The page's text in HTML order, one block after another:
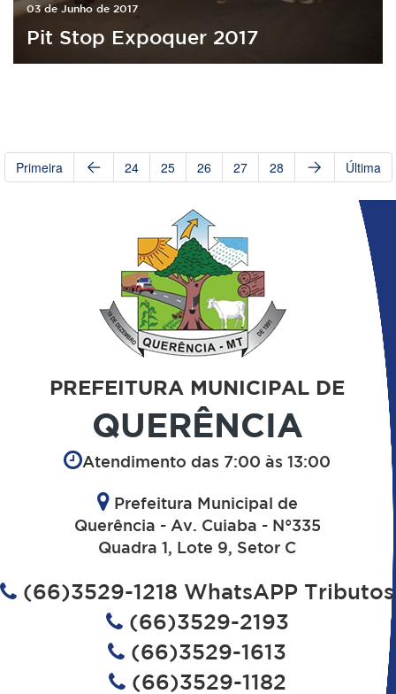
03 de Junho de 2017
Pit Stop Expoquer 2017
Primeira 24 25 26 27 28 Última
PREFEITURA MUNICIPAL DE
QUERÊNCIA
Atendimento das 7:00 às 13:00
Prefeitura Municipal de
Querência - Av. Cuiaba - N°335
Quadra 1, Lote 9, Setor C
(66)3529-1218 WhatsAPP Tributos
(66)3529-2193
(66)3529-1613
(66)3529-1182